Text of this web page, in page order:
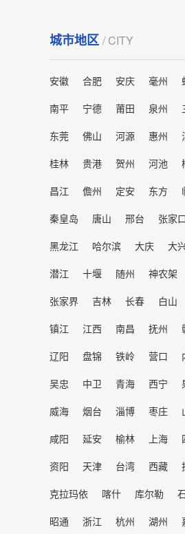
城市地区 / CITY
安徽 合肥 安庆 毫州
南平
宁德 莆田 泉州
东莞
佛山 河源 惠州
桂林
贵港 贺州 河池
昌江
儋州 定安 东方
秦皇岛
唐山 邢台 张家
黑龙江
哈尔滨 大庆 大
潜江
十堰 随州 神农架
张家界
吉林 长春 白山
镇江
江西 南昌 抚州
辽阳
盘锦 铁岭 营口
吴忠
中卫 青海 西宁
威海
烟台 淄博 枣庄
咸阳
延安 榆林 上海
资阳
天津 台湾 西藏
克拉玛依
喀什 库尔勒
昭通
浙江 杭州 湖州